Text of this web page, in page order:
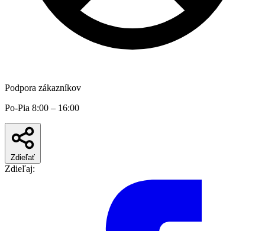
Podpora zákazníkov
Po-Pia 8:00 – 16:00
Zdieľať
Zdieľaj: